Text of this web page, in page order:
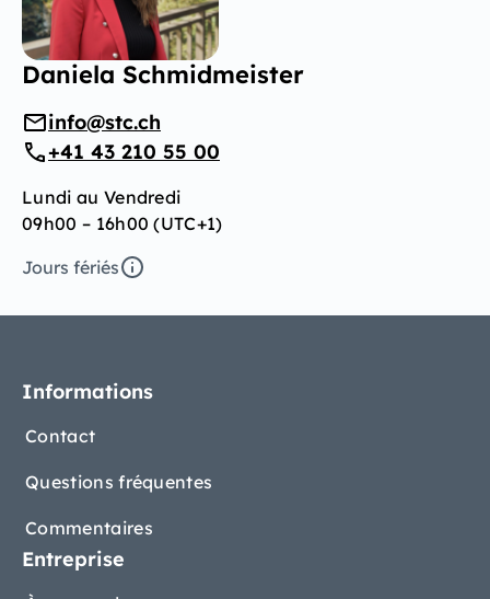
Daniela Schmidmeister
info@stc.ch
+41 43 210 55 00
Lundi au Vendredi
09h00 – 16h00 (UTC+1)
Jours fériés
Informations
Contact
Questions fréquentes
Commentaires
Entreprise